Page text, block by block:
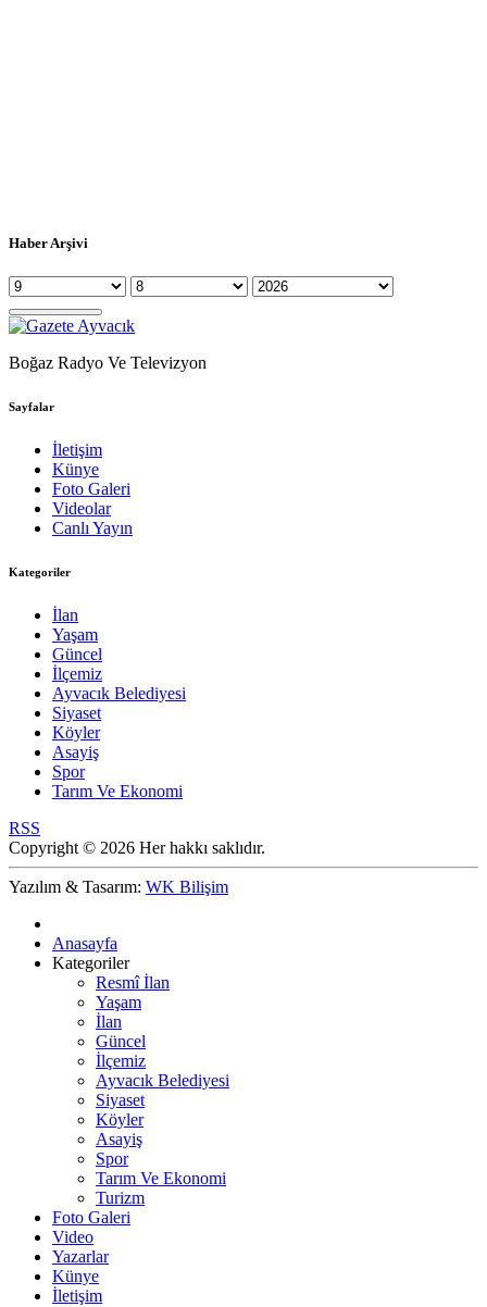
Haber Arşivi
Boğaz Radyo Ve Televizyon
Sayfalar
İletişim
Künye
Foto Galeri
Videolar
Canlı Yayın
Kategoriler
İlan
Yaşam
Güncel
İlçemiz
Ayvacık Belediyesi
Siyaset
Köyler
Asayiş
Spor
Tarım Ve Ekonomi
RSS
Copyright © 2026 Her hakkı saklıdır.
Yazılım & Tasarım: WK Bilişim
Anasayfa
Kategoriler
Resmî İlan
Yaşam
İlan
Güncel
İlçemiz
Ayvacık Belediyesi
Siyaset
Köyler
Asayiş
Spor
Tarım Ve Ekonomi
Turizm
Foto Galeri
Video
Yazarlar
Künye
İletişim